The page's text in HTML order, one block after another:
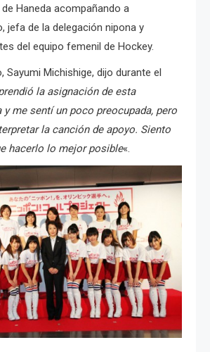
Haneda acompañando a
jefa de la delegación nipona y
del equipo femenil de Hockey.
Sayumi Michishige, dijo durante el
la asignación de esta
me sentí un poco preocupada, pero
la canción de apoyo. Siento
hacerlo lo mejor posible«.